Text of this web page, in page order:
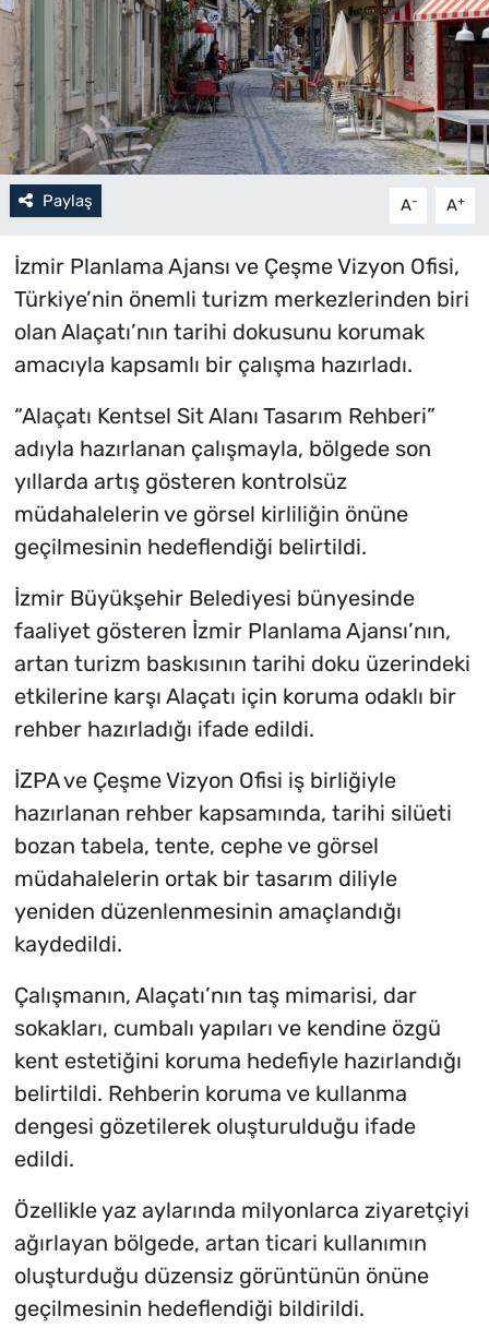
Paylaş A- A+
İzmir Planlama Ajansı ve Çeşme Vizyon Ofisi,
Türkiye’nin önemli turizm merkezlerinden biri
olan Alaçatı’nın tarihi dokusunu korumak
amacıyla kapsamlı bir çalışma hazırladı.
“Alaçatı Kentsel Sit Alanı Tasarım Rehberi”
adıyla hazırlanan çalışmayla, bölgede son
yıllarda artış gösteren kontrolsüz
müdahalelerin ve görsel kirliliğin önüne
geçilmesinin hedeflendiği belirtildi.
İzmir Büyükşehir Belediyesi bünyesinde
faaliyet gösteren İzmir Planlama Ajansı’nın,
artan turizm baskısının tarihi doku üzerindeki
etkilerine karşı Alaçatı için koruma odaklı bir
rehber hazırladığı ifade edildi.
İZPA ve Çeşme Vizyon Ofisi iş birliğiyle
hazırlanan rehber kapsamında, tarihi silüeti
bozan tabela, tente, cephe ve görsel
müdahalelerin ortak bir tasarım diliyle
yeniden düzenlenmesinin amaçlandığı
kaydedildi.
Çalışmanın, Alaçatı’nın taş mimarisi, dar
sokakları, cumbalı yapıları ve kendine özgü
kent estetiğini koruma hedefiyle hazırlandığı
belirtildi. Rehberin koruma ve kullanma
dengesi gözetilerek oluşturulduğu ifade
edildi.
Özellikle yaz aylarında milyonlarca ziyaretçiyi
ağırlayan bölgede, artan ticari kullanımın
oluşturduğu düzensiz görüntünün önüne
geçilmesinin hedeflendiği bildirildi.